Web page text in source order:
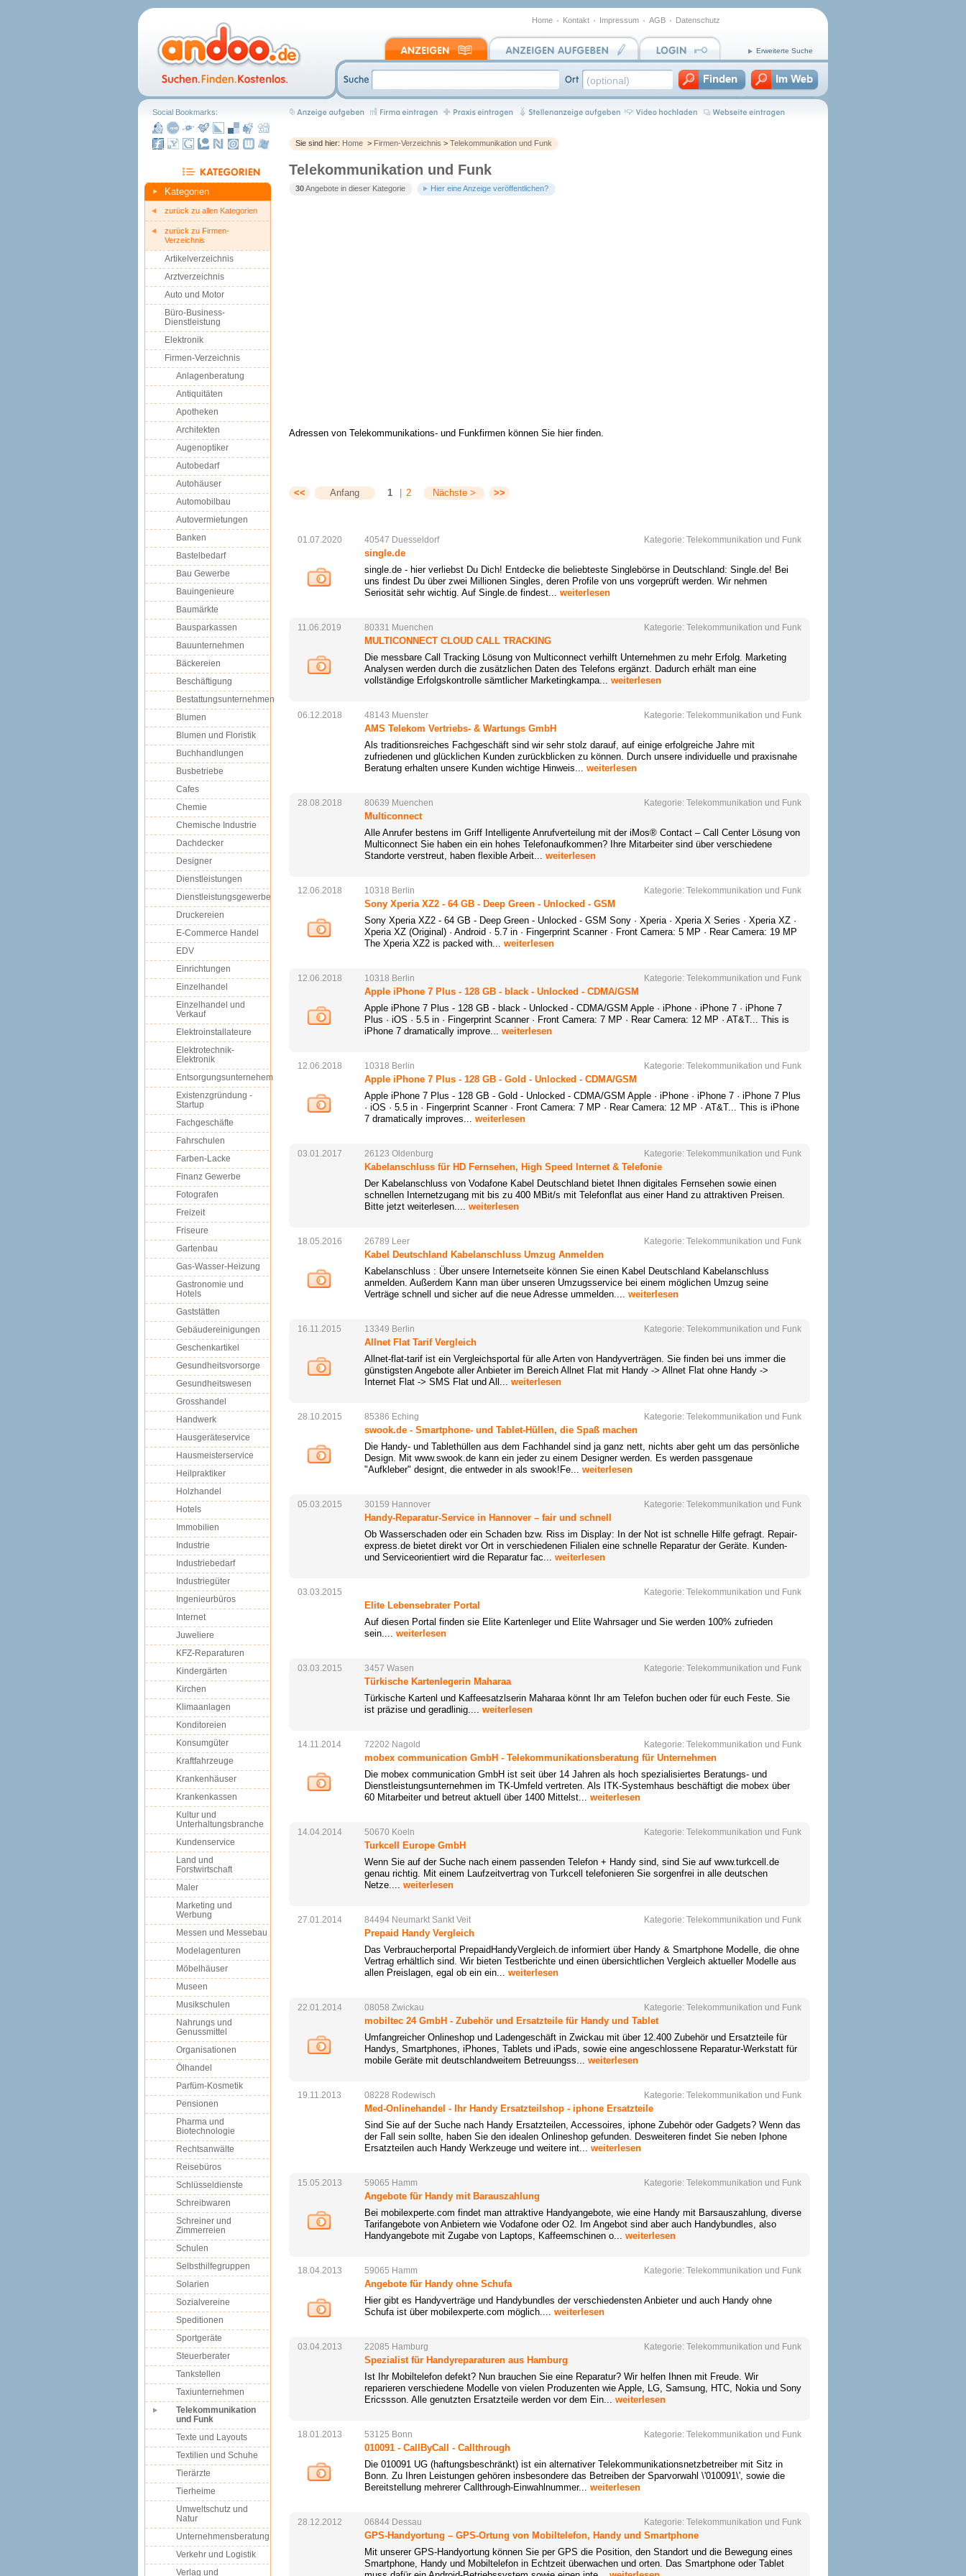
Home Kontakt Impressum AGB Datenschutz
Erweiterte Suche
Sie sind hier: Home > Firmen-Verzeichnis > Telekommunikation und Funk
Telekommunikation und Funk
30Angebote in dieser Kategorie Hier eine Anzeige veröffentlichen?
Adressen von Telekommunikations- und Funkfirmen können Sie hier finden.
<< Anfang 1 2 Nächste > >>
01.07.2020 40547 Duesseldorf Kategorie: Telekommunikation und Funk
single.de
single.de - hier verliebst Du Dich! Entdecke die beliebteste Singlebörse in Deutschland: Single.de! Bei
uns findest Du über zwei Millionen Singles, deren Profile von uns vorgeprüft werden. Wir nehmen
Seriosität sehr wichtig. Auf Single.de findest... weiterlesen
11.06.2019 80331 Muenchen Kategorie: Telekommunikation und Funk
MULTICONNECT CLOUD CALL TRACKING
Die messbare Call Tracking Lösung von Multiconnect verhilft Unternehmen zu mehr Erfolg. Marketing
Analysen werden durch die zusätzlichen Daten des Telefons ergänzt. Dadurch erhält man eine
vollständige Erfolgskontrolle sämtlicher Marketingkampa... weiterlesen
06.12.2018 48143 Muenster Kategorie: Telekommunikation und Funk
AMS Telekom Vertriebs- & Wartungs GmbH
Als traditionsreiches Fachgeschäft sind wir sehr stolz darauf, auf einige erfolgreiche Jahre mit
zufriedenen und glücklichen Kunden zurückblicken zu können. Durch unsere individuelle und praxisnahe
Beratung erhalten unsere Kunden wichtige Hinweis... weiterlesen
28.08.2018 80639 Muenchen Kategorie: Telekommunikation und Funk
Multiconnect
Alle Anrufer bestens im Griff Intelligente Anrufverteilung mit der iMos® Contact – Call Center Lösung von
Multiconnect Sie haben ein ein hohes Telefonaufkommen? Ihre Mitarbeiter sind über verschiedene
Standorte verstreut, haben flexible Arbeit... weiterlesen
12.06.2018 10318 Berlin Kategorie: Telekommunikation und Funk
Sony Xperia XZ2 - 64 GB - Deep Green - Unlocked - GSM
Sony Xperia XZ2 - 64 GB - Deep Green - Unlocked - GSM Sony · Xperia · Xperia X Series · Xperia XZ ·
Xperia XZ (Original) · Android · 5.7 in · Fingerprint Scanner · Front Camera: 5 MP · Rear Camera: 19 MP
The Xperia XZ2 is packed with... weiterlesen
12.06.2018 10318 Berlin Kategorie: Telekommunikation und Funk
Apple iPhone 7 Plus - 128 GB - black - Unlocked - CDMA/GSM
Apple iPhone 7 Plus - 128 GB - black - Unlocked - CDMA/GSM Apple · iPhone · iPhone 7 · iPhone 7
Plus · iOS · 5.5 in · Fingerprint Scanner · Front Camera: 7 MP · Rear Camera: 12 MP · AT&T... This is
iPhone 7 dramatically improve... weiterlesen
12.06.2018 10318 Berlin Kategorie: Telekommunikation und Funk
Apple iPhone 7 Plus - 128 GB - Gold - Unlocked - CDMA/GSM
Apple iPhone 7 Plus - 128 GB - Gold - Unlocked - CDMA/GSM Apple · iPhone · iPhone 7 · iPhone 7 Plus
· iOS · 5.5 in · Fingerprint Scanner · Front Camera: 7 MP · Rear Camera: 12 MP · AT&T... This is iPhone
7 dramatically improves... weiterlesen
03.01.2017 26123 Oldenburg Kategorie: Telekommunikation und Funk
Kabelanschluss für HD Fernsehen, High Speed Internet & Telefonie
Der Kabelanschluss von Vodafone Kabel Deutschland bietet Ihnen digitales Fernsehen sowie einen
schnellen Internetzugang mit bis zu 400 MBit/s mit Telefonflat aus einer Hand zu attraktiven Preisen.
Bitte jetzt weiterlesen.... weiterlesen
18.05.2016 26789 Leer Kategorie: Telekommunikation und Funk
Kabel Deutschland Kabelanschluss Umzug Anmelden
Kabelanschluss : Über unsere Internetseite können Sie einen Kabel Deutschland Kabelanschluss
anmelden. Außerdem Kann man über unseren Umzugsservice bei einem möglichen Umzug seine
Verträge schnell und sicher auf die neue Adresse ummelden.... weiterlesen
16.11.2015 13349 Berlin Kategorie: Telekommunikation und Funk
Allnet Flat Tarif Vergleich
Allnet-flat-tarif ist ein Vergleichsportal für alle Arten von Handyverträgen. Sie finden bei uns immer die
günstigsten Angebote aller Anbieter im Bereich Allnet Flat mit Handy -> Allnet Flat ohne Handy ->
Internet Flat -> SMS Flat und All... weiterlesen
28.10.2015 85386 Eching Kategorie: Telekommunikation und Funk
swook.de - Smartphone- und Tablet-Hüllen, die Spaß machen
Die Handy- und Tablethüllen aus dem Fachhandel sind ja ganz nett, nichts aber geht um das persönliche
Design. Mit www.swook.de kann ein jeder zu einem Designer werden. Es werden passgenaue
"Aufkleber" designt, die entweder in als swook!Fe... weiterlesen
05.03.2015 30159 Hannover Kategorie: Telekommunikation und Funk
Handy-Reparatur-Service in Hannover – fair und schnell
Ob Wasserschaden oder ein Schaden bzw. Riss im Display: In der Not ist schnelle Hilfe gefragt. Repair-
express.de bietet direkt vor Ort in verschiedenen Filialen eine schnelle Reparatur der Geräte. Kunden-
und Serviceorientiert wird die Reparatur fac... weiterlesen
03.03.2015 Kategorie: Telekommunikation und Funk
Elite Lebensebrater Portal
Auf diesen Portal finden sie Elite Kartenleger und Elite Wahrsager und Sie werden 100% zufrieden
sein.... weiterlesen
03.03.2015 3457 Wasen Kategorie: Telekommunikation und Funk
Türkische Kartenlegerin Maharaa
Türkische Kartenl und Kaffeesatzlserin Maharaa könnt Ihr am Telefon buchen oder für euch Feste. Sie
ist präzise und geradlinig.... weiterlesen
14.11.2014 72202 Nagold Kategorie: Telekommunikation und Funk
mobex communication GmbH - Telekommunikationsberatung für Unternehmen
Die mobex communication GmbH ist seit über 14 Jahren als hoch spezialisiertes Beratungs- und
Dienstleistungsunternehmen im TK-Umfeld vertreten. Als ITK-Systemhaus beschäftigt die mobex über
60 Mitarbeiter und betreut aktuell über 1400 Mittelst... weiterlesen
14.04.2014 50670 Koeln Kategorie: Telekommunikation und Funk
Turkcell Europe GmbH
Wenn Sie auf der Suche nach einem passenden Telefon + Handy sind, sind Sie auf www.turkcell.de
genau richtig. Mit einem Laufzeitvertrag von Turkcell telefonieren Sie sorgenfrei in alle deutschen
Netze.... weiterlesen
27.01.2014 84494 Neumarkt Sankt Veit Kategorie: Telekommunikation und Funk
Prepaid Handy Vergleich
Das Verbraucherportal PrepaidHandyVergleich.de informiert über Handy & Smartphone Modelle, die ohne
Vertrag erhältlich sind. Wir bieten Testberichte und einen übersichtlichen Vergleich aktueller Modelle aus
allen Preislagen, egal ob ein ein... weiterlesen
22.01.2014 08058 Zwickau Kategorie: Telekommunikation und Funk
mobiltec 24 GmbH - Zubehör und Ersatzteile für Handy und Tablet
Umfangreicher Onlineshop und Ladengeschäft in Zwickau mit über 12.400 Zubehör und Ersatzteile für
Handys, Smartphones, iPhones, Tablets und iPads, sowie eine angeschlossene Reparatur-Werkstatt für
mobile Geräte mit deutschlandweitem Betreuungss... weiterlesen
19.11.2013 08228 Rodewisch Kategorie: Telekommunikation und Funk
Med-Onlinehandel - Ihr Handy Ersatzteilshop - iphone Ersatzteile
Sind Sie auf der Suche nach Handy Ersatzteilen, Accessoires, iphone Zubehör oder Gadgets? Wenn das
der Fall sein sollte, haben Sie den idealen Onlineshop gefunden. Desweiteren findet Sie neben Iphone
Ersatzteilen auch Handy Werkzeuge und weitere int... weiterlesen
15.05.2013 59065 Hamm Kategorie: Telekommunikation und Funk
Angebote für Handy mit Barauszahlung
Bei mobilexperte.com findet man attraktive Handyangebote, wie eine Handy mit Barsauszahlung, diverse
Tarifangebote von Anbietern wie Vodafone oder O2. Im Angebot sind aber auch Handybundles, also
Handyangebote mit Zugabe von Laptops, Kaffeemschinen o... weiterlesen
18.04.2013 59065 Hamm Kategorie: Telekommunikation und Funk
Angebote für Handy ohne Schufa
Hier gibt es Handyverträge und Handybundles der verschiedensten Anbieter und auch Handy ohne
Schufa ist über mobilexperte.com möglich.... weiterlesen
03.04.2013 22085 Hamburg Kategorie: Telekommunikation und Funk
Spezialist für Handyreparaturen aus Hamburg
Ist Ihr Mobiltelefon defekt? Nun brauchen Sie eine Reparatur? Wir helfen Ihnen mit Freude. Wir
reparieren verschiedene Modelle von vielen Produzenten wie Apple, LG, Samsung, HTC, Nokia und Sony
Ericssson. Alle genutzten Ersatzteile werden vor dem Ein... weiterlesen
18.01.2013 53125 Bonn Kategorie: Telekommunikation und Funk
010091 - CallByCall - Callthrough
Die 010091 UG (haftungsbeschränkt) ist ein alternativer Telekommunikationsnetzbetreiber mit Sitz in
Bonn. Zu Ihren Leistungen gehören insbesondere das Betreiben der Sparvorwahl \'010091\', sowie die
Bereitstellung mehrerer Callthrough-Einwahlnummer... weiterlesen
28.12.2012 06844 Dessau Kategorie: Telekommunikation und Funk
GPS-Handyortung – GPS-Ortung von Mobiltelefon, Handy und Smartphone
Mit unserer GPS-Handyortung können Sie per GPS die Position, den Standort und die Bewegung eines
Smartphone, Handy und Mobiltelefon in Echtzeit überwachen und orten. Das Smartphone oder Tablet
Social Bookmarks:
Kategorien
zurück zu allen Kategorien
zurück zu Firmen-
Verzeichnis
Artikelverzeichnis
Arztverzeichnis
Auto und Motor
Büro-Business-
Dienstleistung
Elektronik
Firmen-Verzeichnis
Anlagenberatung
Antiquitäten
Apotheken
Architekten
Augenoptiker
Autobedarf
Autohäuser
Automobilbau
Autovermietungen
Banken
Bastelbedarf
Bau Gewerbe
Bauingenieure
Baumärkte
Bausparkassen
Bauunternehmen
Bäckereien
Beschäftigung
Bestattungsunternehmen
Blumen
Blumen und Floristik
Buchhandlungen
Busbetriebe
Cafes
Chemie
Chemische Industrie
Dachdecker
Designer
Dienstleistungen
Dienstleistungsgewerbe
Druckereien
E-Commerce Handel
EDV
Einrichtungen
Einzelhandel
Einzelhandel und
Verkauf
Elektroinstallateure
Elektrotechnik-
Elektronik
Entsorgungsunternehem
Existenzgründung -
Startup
Fachgeschäfte
Fahrschulen
Farben-Lacke
Finanz Gewerbe
Fotografen
Freizeit
Friseure
Gartenbau
Gas-Wasser-Heizung
Gastronomie und
Hotels
Gaststätten
Gebäudereinigungen
Geschenkartikel
Gesundheitsvorsorge
Gesundheitswesen
Grosshandel
Handwerk
Hausgeräteservice
Hausmeisterservice
Heilpraktiker
Holzhandel
Hotels
Immobilien
Industrie
Industriebedarf
Industriegüter
Ingenieurbüros
Internet
Juweliere
KFZ-Reparaturen
Kindergärten
Kirchen
Klimaanlagen
Konditoreien
Konsumgüter
Kraftfahrzeuge
Krankenhäuser
Krankenkassen
Kultur und
Unterhaltungsbranche
Kundenservice
Land und
Forstwirtschaft
Maler
Marketing und
Werbung
Messen und Messebau
Modelagenturen
Möbelhäuser
Museen
Musikschulen
Nahrungs und
Genussmittel
Organisationen
Ölhandel
Parfüm-Kosmetik
Pensionen
Pharma und
Biotechnologie
Rechtsanwälte
Reisebüros
Schlüsseldienste
Schreibwaren
Schreiner und
Zimmerreien
Schulen
Selbsthilfegruppen
Solarien
Sozialvereine
Speditionen
Sportgeräte
Steuerberater
Tankstellen
Taxiunternehmen
Telekommunikation
und Funk
Texte und Layouts
Textilien und Schuhe
Tierärzte
Tierheime
Umweltschutz und
Natur
Unternehmensberatung
Verkehr und Logistik
Verlag und